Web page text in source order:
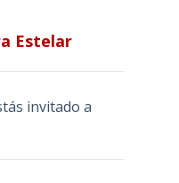
Estelar
invitado a